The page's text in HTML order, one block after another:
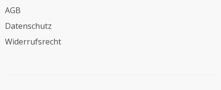
AGB
Datenschutz
Widerrufsrecht